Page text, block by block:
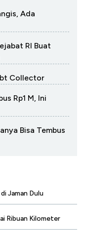
Ada
RI Buat
Collector
Rp1 M, Ini
Bisa Tembus
Jaman Dulu
Ribuan Kilometer